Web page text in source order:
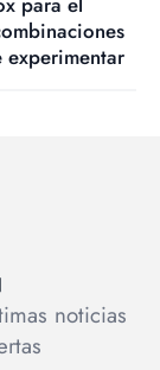
experimentar
noticias